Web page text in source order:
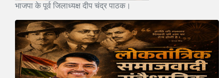
भाजपा के पूर्व जिलाध्यक्ष दीप चंद्र पाठक।